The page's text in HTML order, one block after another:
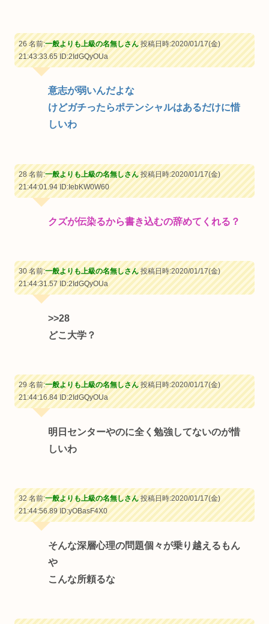
26 名前:一般よりも上級の名無しさん投稿日時:2020/01/17(金)
21:43:33.65ID:2IdGQyOUa
意志が弱いんだよな
けどガチったらポテンシャルはあるだけに惜
しいわ
28 名前:一般よりも上級の名無しさん投稿日時:2020/01/17(金)
21:44:01.94ID:IebKW0W60
クズが伝染るから書き込むの辞めてくれる？
30 名前:一般よりも上級の名無しさん投稿日時:2020/01/17(金)
21:44:31.57ID:2IdGQyOUa
>>28
どこ大学？
29 名前:一般よりも上級の名無しさん投稿日時:2020/01/17(金)
21:44:16.84ID:2IdGQyOUa
明日センターやのに全く勉強してないのが惜
しいわ
32 名前:一般よりも上級の名無しさん投稿日時:2020/01/17(金)
21:44:56.89ID:yOBasF4X0
そんな深層心理の問題個々が乗り越えるもん
や
こんな所頼るな